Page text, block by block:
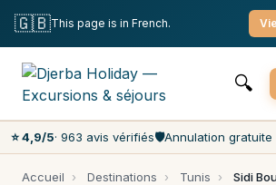
Annulation gratuite
Prix les moins chers du marché
Service
🔍
⭐ 4,9/5· 963 avis vérifiés🛡️Annulation gratuite
Accueil › Destinations › Tunis › Sidi
🇬🇧This page is in French.